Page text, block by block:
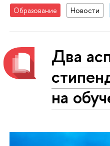
Образование Новости
Два
на